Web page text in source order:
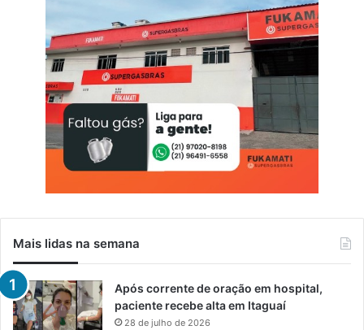
Mais lidas na semana
Após corrente de oração em hospital,
paciente recebe alta em Itaguaí
28 de julho de 2026